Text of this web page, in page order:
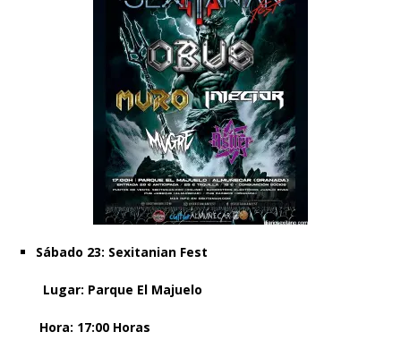
Sábado 23: Sexitanian Fest
Lugar: Parque El Majuelo
Hora: 17:00 Horas